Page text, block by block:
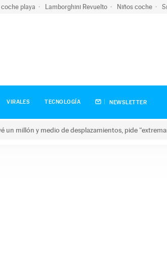
coche playa Lamborghini Revuelto Niños coche
VIRALES TECNOLOGÍA NEWSLETTER
un millón y medio de desplazamientos, pide